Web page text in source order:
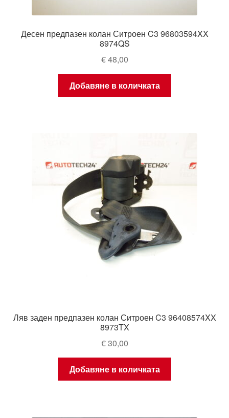
Десен предпазен колан Ситроен C3 96803594XX
8974QS
€48,00
Добавяне в количката
Ляв заден предпазен колан Ситроен C3 96408574XX
8973TX
€30,00
Добавяне в количката